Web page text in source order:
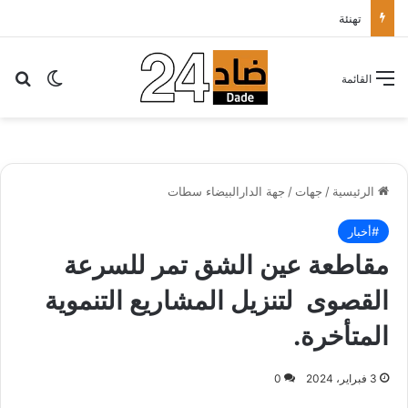
تهنئة
الوضع القائمة
الرئيسية / جهات / جهة الدارالبيضاء سطات
#أخبار
مقاطعة عين الشق تمر للسرعة
القصوى لتنزيل المشاريع التنموية
المتأخرة.
3 فبراير، 2024 0